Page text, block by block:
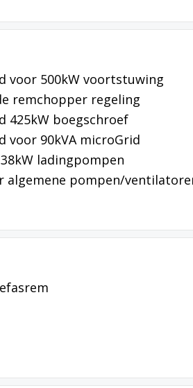
voor 500kW voortstuwing
remchopper regeling
425kW boegschroef
voor 90kVA microGrid
ladingpompen
algemene pompen/